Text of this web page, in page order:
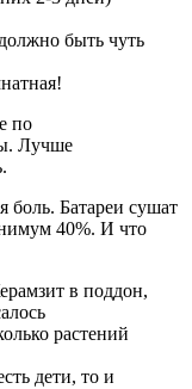
быть чуть
по
Лучше
боль. Батареи сушат
40%. И что
в поддон,
растений
дети, то и